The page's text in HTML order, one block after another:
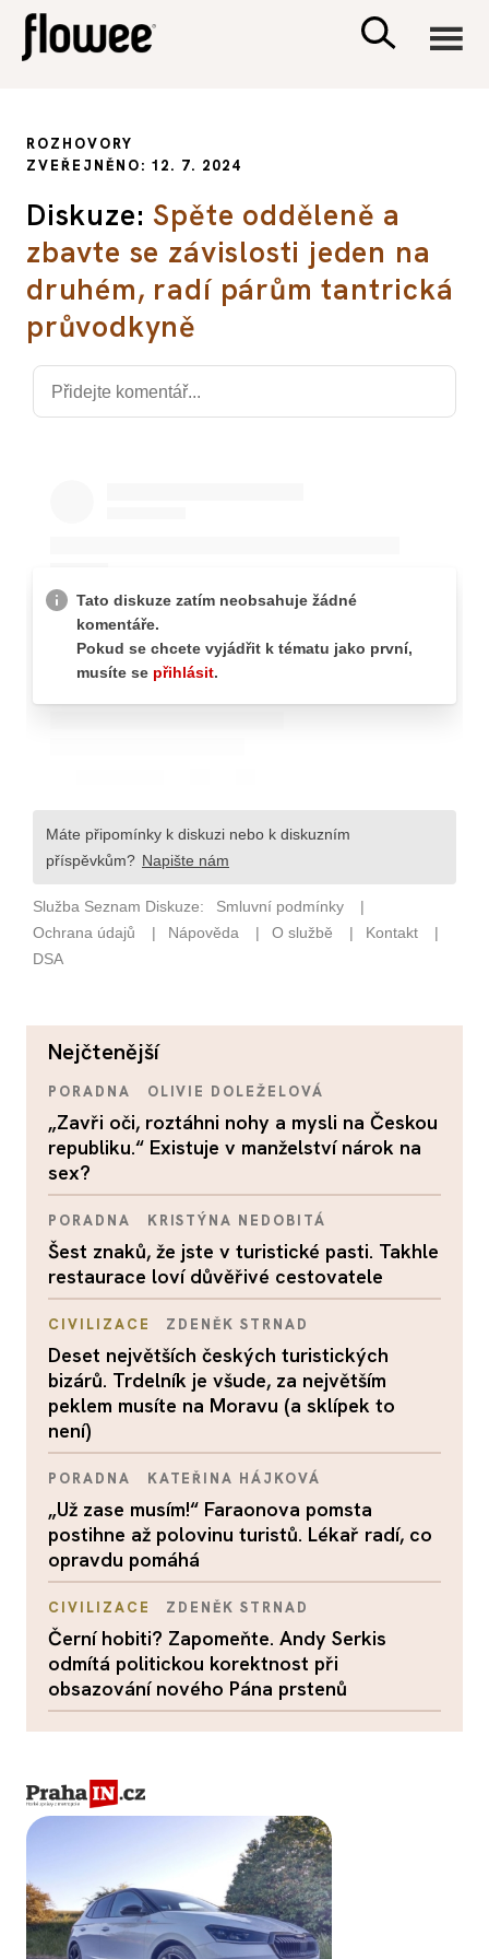
PSYCHOLOGIE
RODINA A DĚTI
SEX A VZTAHY
ROZHOVORY
ZVEŘEJNĚNO: 12. 7. 2024
Diskuze: Spěte odděleně a
zbavte se závislosti jeden na
druhém, radí párům tantrická
průvodkyně
nejčtenější
PORADNA OLIVIE DOLEŽELOVÁ
„Zavři oči, roztáhni nohy a mysli na Českou
republiku.“ Existuje v manželství nárok na
sex?
PORADNA KRISTÝNA NEDOBITÁ
Šest znaků, že jste v turistické pasti. Takhle
restaurace loví důvěřivé cestovatele
CIVILIZACE ZDENĚK STRNAD
Deset největších českých turistických
bizárů. Trdelník je všude, za největším
peklem musíte na Moravu (a sklípek to
není)
PORADNA KATEŘINA HÁJKOVÁ
„Už zase musím!“ Faraonova pomsta
postihne až polovinu turistů. Lékař radí, co
opravdu pomáhá
CIVILIZACE ZDENĚK STRNAD
Černí hobiti? Zapomeňte. Andy Serkis
odmítá politickou korektnost při
obsazování nového Pána prstenů